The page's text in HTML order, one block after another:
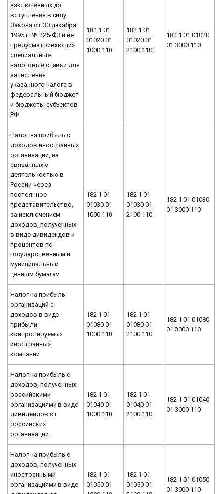
заключенных до
вступления в силу
Закона от 30 декабря
1995 г. № 225-ФЗ и не
предусматривающих
специальные
налоговые ставки для
зачисления
указанного налога в
федеральный бюджет
и бюджеты субъектов
РФ
182 1 01
01020 01
1000 110
182 1 01
01020 01
2100 110
182 1 01 01020
01 3000 110
Налог на прибыль с
доходов иностранных
организаций, не
связанных с
деятельностью в
России через
постоянное
представительство,
за исключением
доходов, полученных
в виде дивидендов и
процентов по
государственным и
муниципальным
ценным бумагам
182 1 01
01030 01
1000 110
182 1 01
01030 01
2100 110
182 1 01 01030
01 3000 110
Налог на прибыль
организаций с
доходов в виде
прибыли
контролируемых
иностранных
компаний
182 1 01
01080 01
1000 110
182 1 01
01080 01
2100 110
182 1 01 01080
01 3000 110
Налог на прибыль с
доходов, полученных
российскими
организациями в виде
дивидендов от
российских
организаций
182 1 01
01040 01
1000 110
182 1 01
01040 01
2100 110
182 1 01 01040
01 3000 110
Налог на прибыль с
доходов, полученных
иностранными
организациями в виде
182 1 01
01050 01
182 1 01
01050 01
182 1 01 01050
01 3000 110